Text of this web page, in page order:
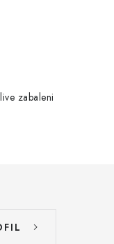
zabaleni